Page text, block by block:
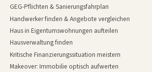
GEG-Pflichten & Sanierungsfahrplan
Handwerker finden & Angebote vergleichen
Haus in Eigentumswohnungen aufteilen
Hausverwaltung finden
Kritische Finanzierungssituation meistern
Makeover: Immobilie optisch aufwerten